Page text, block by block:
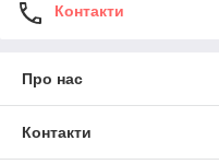
Контакти
Про нас
Контакти